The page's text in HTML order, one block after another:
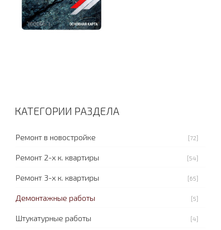
КАТЕГОРИИ РАЗДЕЛА
Ремонт в новостройке [72]
Ремонт 2-х к. квартиры [54]
Ремонт 3-х к. квартиры [65]
Демонтажные работы [5]
Штукатурные работы [4]